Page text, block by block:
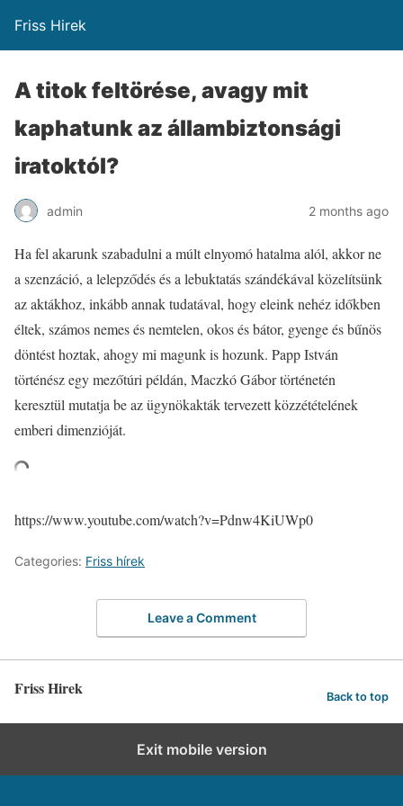
Friss Hirek
A titok feltörése, avagy mit
kaphatunk az állambiztonsági
iratoktól?
admin 2 months ago
Ha fel akarunk szabadulni a múlt elnyomó hatalma alól, akkor ne
a szenzáció, a lelepződés és a lebuktatás szándékával közelítsünk
az aktákhoz, inkább annak tudatával, hogy eleink nehéz időkben
éltek, számos nemes és nemtelen, okos és bátor, gyenge és bűnös
döntést hoztak, ahogy mi magunk is hozunk. Papp István
történész egy mezőtúri példán, Maczkó Gábor történetén
keresztül mutatja be az ügynökakták tervezett közzétételének
emberi dimenzióját.
https://www.youtube.com/watch?v=Pdnw4KiUWp0
Categories: Friss hírek
Leave a Comment
Friss Hirek Back to top
Exit mobile version